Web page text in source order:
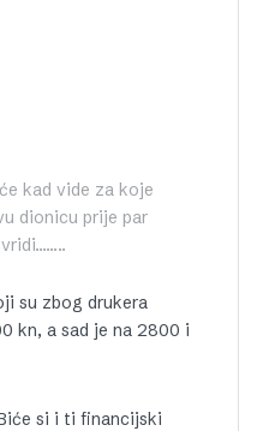
kad vide za koje
dionicu prije par
su zbog drukera
kn, a sad je na 2800 i
si i ti financijski